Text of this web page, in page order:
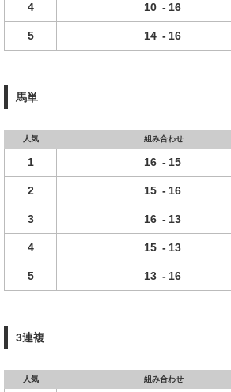
4 10 - 16
5 14 - 16
馬単
人気 組み合わせ
1 16 - 15
2 15 - 16
3 16 - 13
4 15 - 13
5 13 - 16
3連複
人気 組み合わせ